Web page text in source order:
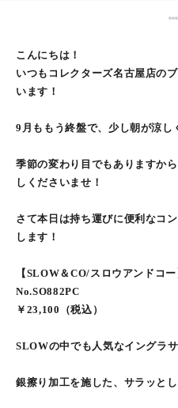
1
こんにちは！
いつもコレクターズ名古屋店の
います！
9月ももう終盤で、少し朝が涼し
季節の変わり目でもありますか
しくださいませ！
さて本日は持ち運びに便利なコ
します！
【SLOW＆CO/スロウアンドコー
No.SO882PC
￥23,100（税込）
SLOWの中でも人気なイングラ
銀擦り加工を施した、サラッとし